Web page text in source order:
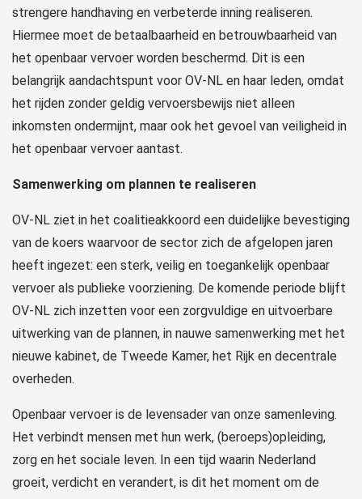
strengere handhaving en verbeterde inning realiseren.
Hiermee moet de betaalbaarheid en betrouwbaarheid van
het openbaar vervoer worden beschermd. Dit is een
belangrijk aandachtspunt voor OV-NL en haar leden, omdat
het rijden zonder geldig vervoersbewijs niet alleen
inkomsten ondermijnt, maar ook het gevoel van veiligheid in
het openbaar vervoer aantast.
Samenwerking om plannen te realiseren
OV-NL ziet in het coalitieakkoord een duidelijke bevestiging
van de koers waarvoor de sector zich de afgelopen jaren
heeft ingezet: een sterk, veilig en toegankelijk openbaar
vervoer als publieke voorziening. De komende periode blijft
OV-NL zich inzetten voor een zorgvuldige en uitvoerbare
uitwerking van de plannen, in nauwe samenwerking met het
nieuwe kabinet, de Tweede Kamer, het Rijk en decentrale
overheden.
Openbaar vervoer is de levensader van onze samenleving.
Het verbindt mensen met hun werk, (beroeps)opleiding,
zorg en het sociale leven. In een tijd waarin Nederland
groeit, verdicht en verandert, is dit het moment om de